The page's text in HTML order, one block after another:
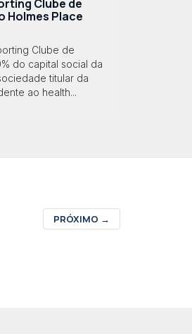
Clube de
Holmes Place
Clube de
do capital social da
titular da
ao health...
PRÓXIMO →